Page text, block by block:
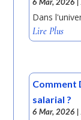
Dans
Lire Plus
Comment
salarial ?
6 Mar, 2026 |